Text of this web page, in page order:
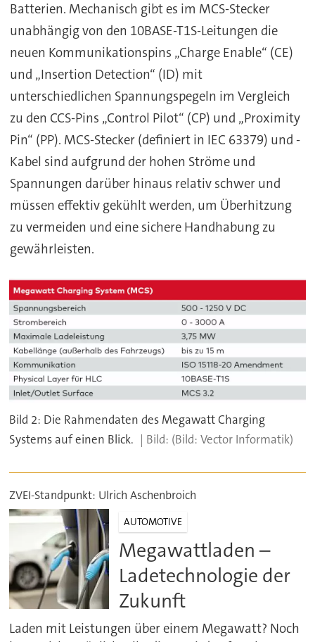
Batterien. Mechanisch gibt es im MCS-Stecker
unabhängig von den 10BASE-T1S-Leitungen die
neuen Kommunikationspins „Charge Enable“ (CE)
und „Insertion Detection“ (ID) mit
unterschiedlichen Spannungspegeln im Vergleich
zu den CCS-Pins „Control Pilot“ (CP) und „Proximity
Pin“ (PP). MCS-Stecker (definiert in IEC 63379) und -
Kabel sind aufgrund der hohen Ströme und
Spannungen darüber hinaus relativ schwer und
müssen effektiv gekühlt werden, um Überhitzung
zu vermeiden und eine sichere Handhabung zu
gewährleisten.
Bild 2: Die Rahmendaten des Megawatt Charging
Systems auf einen Blick.
(Bild: Vector Informatik)
ZVEI-Standpunkt: Ulrich Aschenbroich
AUTOMOTIVE
Megawattladen –
Ladetechnologie der
Zukunft
Laden mit Leistungen über einem Megawatt? Noch